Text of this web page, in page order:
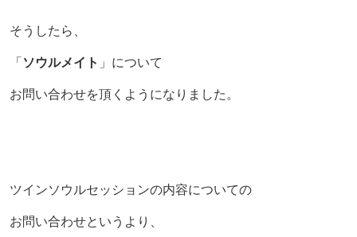
そうしたら、
「 ソウルメイト 」について
お問い合わせを頂くようになりました。
ツインソウルセッションの内容についての
お問い合わせというより、